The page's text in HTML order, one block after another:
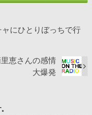
ャにひとりぼっちで行
恵さんの感情
大爆発